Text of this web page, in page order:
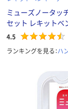
ミューズノータッ
セット レキットベ
4.5
ランキングを見る：ハ